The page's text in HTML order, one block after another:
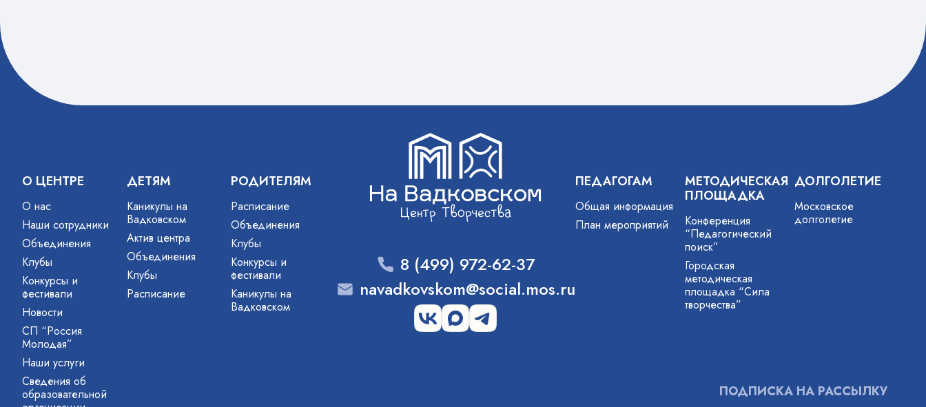
О ЦЕНТРЕ
О нас
Наши сотрудники
Объединения
Клубы
Конкурсы и
фестивали
Новости
СП “Россия
Молодая”
Наши услуги
Сведения об
образовательной
ДЕТЯМ
Каникулы на
Вадковском
Актив центра
Объединения
Клубы
Расписание
РОДИТЕЛЯМ
Расписание
Объединения
Клубы
Конкурсы и
фестивали
Каникулы на
Вадковском
8 (499) 972-62-37
navadkovskom@social.mos.ru
ПЕДАГОГАМ
Общая информация
План мероприятий
МЕТОДИЧЕСКАЯ
ПЛОЩАДКА
Конференция
“Педагогический
поиск”
Городская
методическая
площадка “Сила
творчества”
ДОЛГОЛЕТИЕ
Московское
долголетие
ПОДПИСКА НА РАССЫЛКУ